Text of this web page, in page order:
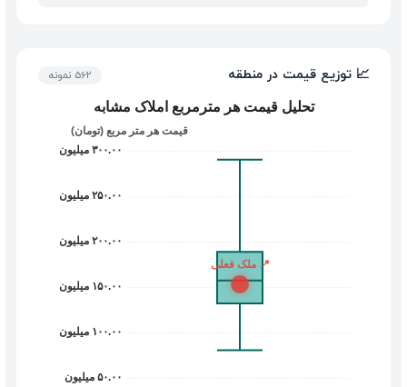
📈 توزیع قیمت در منطقه 562 نمونه